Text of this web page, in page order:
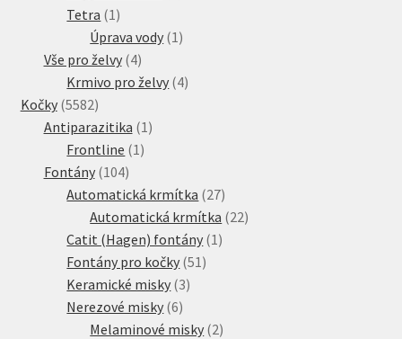
Tetra 1 1
produkt
Úprava vody 1 1
Vše pro želvy 44
produkty
Krmivo pro želvy 44
Kočky 55825582
produktů
Antiparazitika 1 1
Frontline 1 1
Fontány 104104
produktů
Automatická krmítka 2727
produktů
Automatická krmítka 2222
Catit (Hagen) fontány 1 1
Fontány pro kočky 51 51
Keramické misky 33
Nerezové misky 66
produktů
Melaminové misky 22